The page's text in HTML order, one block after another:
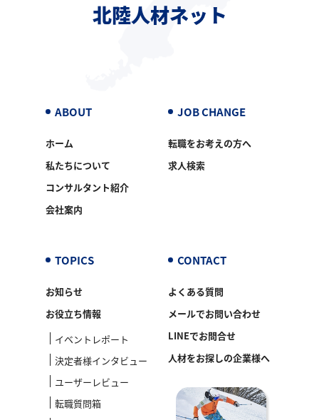
北陸人材ネット
ABOUT
ホーム
私たちについて
コンサルタント紹介
会社案内
JOB CHANGE
転職をお考えの方へ
求人検索
TOPICS
お知らせ
お役立ち情報
イベントレポート
決定者様インタビュー
ユーザーレビュー
転職質問箱
CONTACT
よくある質問
メールでお問い合わせ
LINEでお問合せ
人材をお探しの企業様へ